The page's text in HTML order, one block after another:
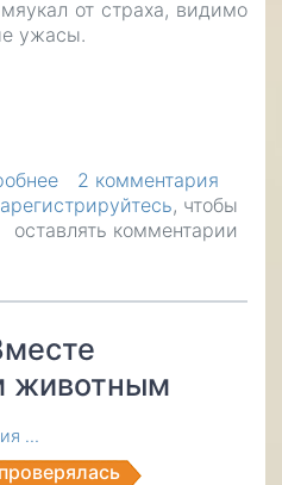
от страха, видимо
ужасы.
А
если
ребенок?
2 комментария
, чтобы
оставлять комментарии
животным
…